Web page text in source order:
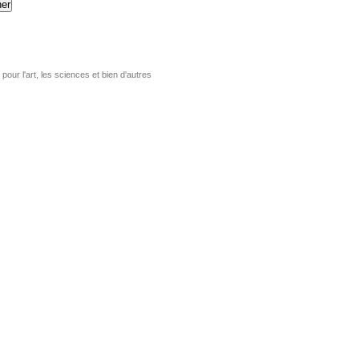
pour l'art, les sciences et bien d'autres